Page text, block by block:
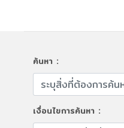
ค้นหา :
เงื่อนไขการค้นหา :